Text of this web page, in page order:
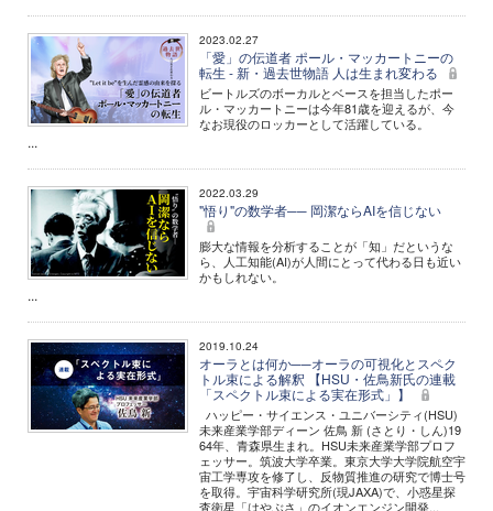
2023.02.27
「愛」の伝道者 ポール・マッカートニーの
転生 - 新・過去世物語 人は生まれ変わる
ビートルズのボーカルとベースを担当したポー
ル・マッカートニーは今年81歳を迎えるが、今
なお現役のロッカーとして活躍している。
...
2022.03.29
"悟り"の数学者── 岡潔ならAIを信じない
膨大な情報を分析することが「知」だというな
ら、人工知能(AI)が人間にとって代わる日も近い
かもしれない。
...
2019.10.24
オーラとは何か──オーラの可視化とスペク
トル束による解釈 【HSU・佐鳥新氏の連載
「スペクトル束による実在形式」】
ハッピー・サイエンス・ユニバーシティ(HSU)
未来産業学部ディーン 佐鳥 新 (さとり・しん)19
64年、青森県生まれ。HSU未来産業学部プロフ
ェッサー。筑波大学卒業。東京大学大学院航空宇
宙工学専攻を修了し、反物質推進の研究で博士号
を取得。宇宙科学研究所(現JAXA)で、小惑星探
査衛星「はやぶさ」のイオンエンジン開発...